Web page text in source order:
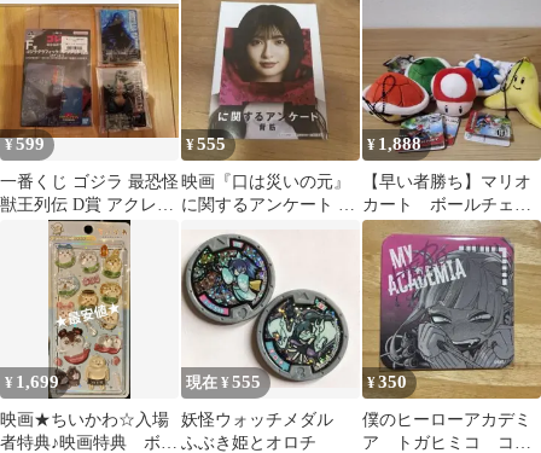
¥599
一番くじ ゴジラ 最恐怪
獣王列伝 D賞 アクレク
ト 2点 ステッカーセッ
¥555
映画『口は災いの元』
に関するアンケート 背
¥ 1,888
【早い者勝ち】マリオ
カート ボールチェー
ンマスコット
¥ 1,699
映画★ちいかわ☆入場
者特典♪映画特典 ボン
現在 ¥555
妖怪ウォッチメダル
ふぶき姫とオロチ
¥350
僕のヒーローアカデミ
ア トガヒミコ コー